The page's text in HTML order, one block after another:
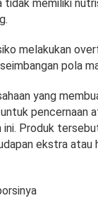
tidak memiliki
melakukan
pola
yang
pencernaan
ini. Produk
ekstra atau